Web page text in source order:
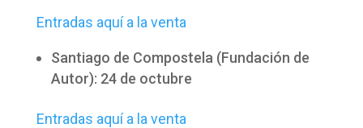
Entradas aquí a la venta
Santiago de Compostela (Fundación de
Autor): 24 de octubre
Entradas aquí a la venta